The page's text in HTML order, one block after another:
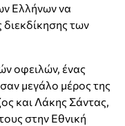
Ελλήνων να
διεκδίκησης των
οφειλών, ένας
μεγάλο μέρος της
και Λάκης Σάντας,
στην Εθνική